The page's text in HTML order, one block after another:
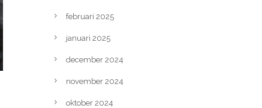
februari 2025
januari 2025
december 2024
november 2024
oktober 2024